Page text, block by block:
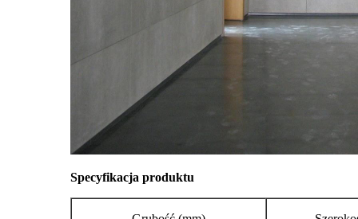
Specyfikacja produktu